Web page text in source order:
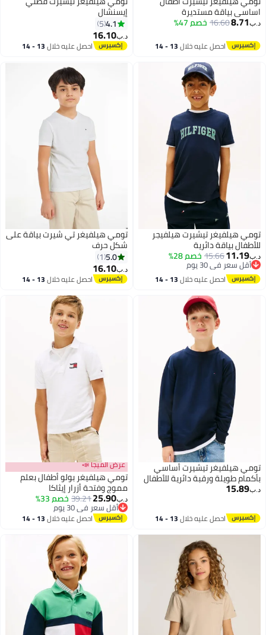
اساسي بياقة مستديرة
د.ب‏8.71
16.60خصم 47%
احصل عليه خلال 13 - 14
4
إيسنشال
4.1
5
د.ب‏16.10
احصل عليه خلال 13 - 14
تومي هيلفيغر تيشيرت هيلفيجر
للأطفال بياقة دائرية
د.ب‏11.19
15.66خصم 28%
أقل سعر في 30 يوم
أقل سعر في 30 يوماحصل عليه خلال 13 - 14
2
تومي هيلفيغر تي شيرت بياقة على
شكل حرف
5.0
1
د.ب‏16.10
احصل عليه خلال 13 - 14
تومي هيلفيغر تيشيرت أساسي
بأكمام طويلة ورقبة دائرية للأطفال
د.ب‏15.89
احصل عليه خلال 13 - 14
عرض الميجا 📣
تومي هيلفيغر بولو أطفال بعلم
مموج وفتحة أزرار إيثاكا
د.ب‏25.90
39.21خصم 33%
أقل سعر في 30 يوم
أقل سعر في 30 يوماحصل عليه خلال 13 - 14